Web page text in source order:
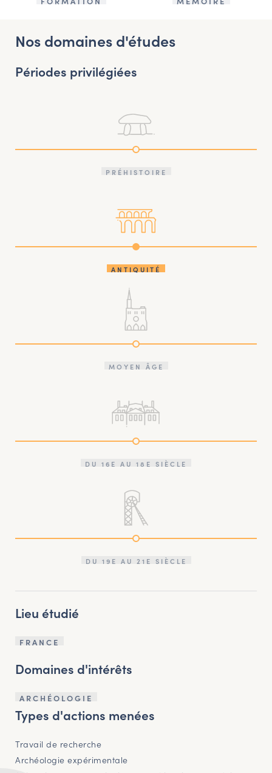
Nos domaines d'études
Périodes privilégiées
PRÉHISTOIRE
ANTIQUITÉ
MOYEN ÂGE
DU 16E AU 18E SIÈCLE
DU 19E AU 21E SIÈCLE
Lieu étudié
FRANCE
Domaines d'intérêts
ARCHÉOLOGIE
Types d'actions menées
Travail de recherche
Archéologie expérimentale